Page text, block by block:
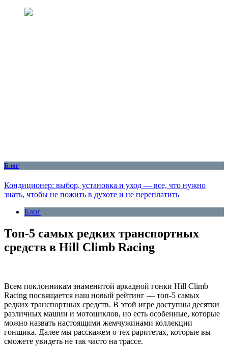
Блог
Кондиционер: выбор, установка и уход — все, что нужно
знать, чтобы не пожить в духоте и не переплатить
Блог
Топ-5 самых редких транспортных
средств в Hill Climb Racing
Всем поклонникам знаменитой аркадной гонки Hill Climb
Racing посвящается наш новый рейтинг — топ-5 самых
редких транспортных средств. В этой игре доступны десятки
различных машин и мотоциклов, но есть особенные, которые
можно назвать настоящими жемчужинами коллекции
гонщика. Далее мы расскажем о тех раритетах, которые вы
сможете увидеть не так часто на трассе.